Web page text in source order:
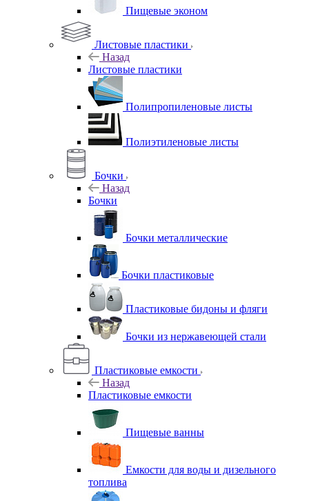
Пищевые эконом
Листовые пластики
Назад
Листовые пластики
Полипропиленовые листы
Полиэтиленовые листы
Бочки
Назад
Бочки
Бочки металлические
Бочки пластиковые
Пластиковые бидоны и фляги
Бочки из нержавеющей стали
Пластиковые емкости
Назад
Пластиковые емкости
Пищевые ванны
Емкости для воды и дизельного
топлива